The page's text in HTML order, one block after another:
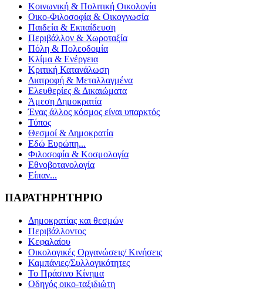
Κοινωνική & Πολιτική Οικολογία
Οικο-Φιλοσοφία & Οικογνωσία
Παιδεία & Εκπαίδευση
Περιβάλλον & Χωροταξία
Πόλη & Πολεοδομία
Κλίμα & Ενέργεια
Κριτική Κατανάλωση
Διατροφή & Μεταλλαγμένα
Ελευθερίες & Δικαιώματα
Άμεση Δημοκρατία
Ένας άλλος κόσμος είναι υπαρκτός
Τύπος
Θεσμοί & Δημοκρατία
Εδώ Ευρώπη...
Φιλοσοφία & Κοσμολογία
Εθνοβοτανολογία
Είπαν...
ΠΑΡΑΤΗΡΗΤΗΡΙΟ
Δημοκρατίας και θεσμών
Περιβάλλοντος
Κεφαλαίου
Οικολογικές Οργανώσεις/ Κινήσεις
Καμπάνιες/Συλλογικότητες
Το Πράσινο Κίνημα
Οδηγός οικο-ταξιδιώτη